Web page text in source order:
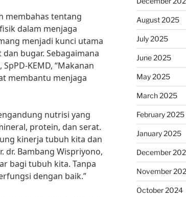
membahas tentang
dalam menjaga
menjadi kunci utama
bugar. Sebagaimana
KEMD, “Makanan
membantu menjaga
nutrisi yang
protein, dan serat.
kinerja tubuh kita dan
dr. Bambang Wispriyono,
bagi tubuh kita. Tanpa
dengan baik.”
August 2025
July 2025
June 2025
May 2025
March 2025
February 2025
January 2025
December
November
October 2024